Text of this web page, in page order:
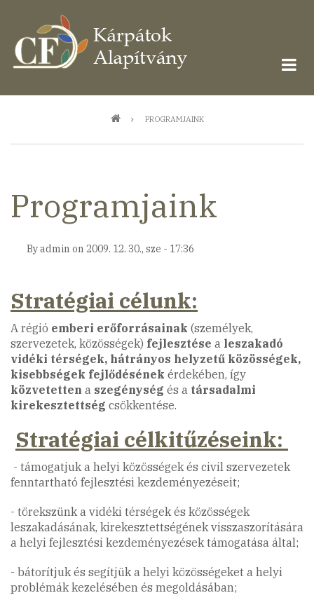
tartalomra
PROGRAMJAINK
Programjaink
Byadmin on 2009. 12. 30., sze - 17:36
Stratégiai célunk:
A régió emberi erőforrásainak (személyek,
szervezetek, közösségek) fejlesztése a leszakadó
vidéki térségek, hátrányos helyzetű közösségek,
kisebbségek fejlődésének érdekében, így
közvetetten a szegénység és a társadalmi
kirekesztettség csökkentése.
Stratégiai célkitűzéseink:
- támogatjuk a helyi közösségek és civil szervezetek
fenntartható fejlesztési kezdeményezéseit;
- törekszünk a vidéki térségek és közösségek
leszakadásának, kirekesztettségének visszaszorítására
a helyi fejlesztési kezdeményezések támogatása által;
- bátorítjuk és segítjük a helyi közösségeket a helyi
problémák kezelésében és megoldásában;